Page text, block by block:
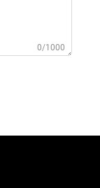
0/1000